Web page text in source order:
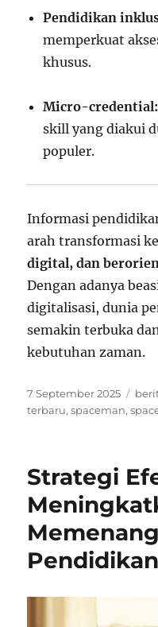
Pendidikan
memperkuat
khusus.
Micro-credential:
skill yang diakui
populer.
Informasi
arah transformasi
digital, dan
Dengan adanya
digitalisasi, dunia
semakin terbuka
kebutuhan zaman.
Posted
on
7 September 2025
terbaru,spaceman,
Strategi
Pendidikan